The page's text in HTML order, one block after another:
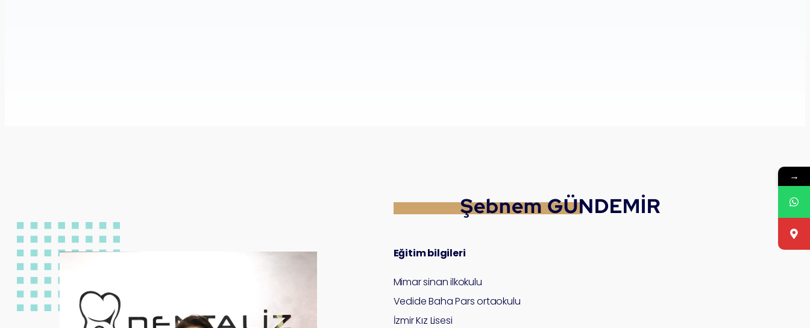
Şebnem GÜNDEMİR
Eğitim bilgileri
Mimar sinan ilkokulu
Vedide Baha Pars ortaokulu
İzmir Kız Lisesi
→